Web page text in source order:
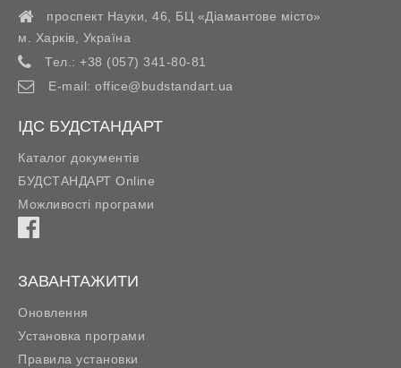
проспект Науки, 46, БЦ «Діамантове місто»
м. Харків
Україна
Тел.: +38 (057) 341-80-81
E-mail: office@budstandart.ua
ІДС БУДСТАНДАРТ
Каталог документів
БУДСТАНДАРТ Online
Можливості програми
ЗАВАНТАЖИТИ
Оновлення
Установка програми
Правила установки